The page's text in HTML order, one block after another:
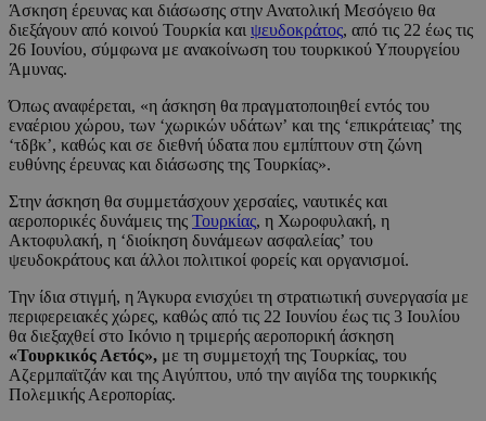
Άσκηση έρευνας και διάσωσης στην Ανατολική Μεσόγειο θα
διεξάγουν από κοινού Τουρκία και ψευδοκράτος, από τις 22 έως τις
26 Ιουνίου, σύμφωνα με ανακοίνωση του τουρκικού Υπουργείου
Άμυνας.
Όπως αναφέρεται, «η άσκηση θα πραγματοποιηθεί εντός του
εναέριου χώρου, των ‘χωρικών υδάτων’ και της ‘επικράτειας’ της
‘τδβκ’, καθώς και σε διεθνή ύδατα που εμπίπτουν στη ζώνη
ευθύνης έρευνας και διάσωσης της Τουρκίας».
Στην άσκηση θα συμμετάσχουν χερσαίες, ναυτικές και
αεροπορικές δυνάμεις της Τουρκίας, η Χωροφυλακή, η
Ακτοφυλακή, η ‘διοίκηση δυνάμεων ασφαλείας’ του
ψευδοκράτους και άλλοι πολιτικοί φορείς και οργανισμοί.
Την ίδια στιγμή, η Άγκυρα ενισχύει τη στρατιωτική συνεργασία με
περιφερειακές χώρες, καθώς από τις 22 Ιουνίου έως τις 3 Ιουλίου
θα διεξαχθεί στο Ικόνιο η τριμερής αεροπορική άσκηση
«Τουρκικός Αετός», με τη συμμετοχή της Τουρκίας, του
Αζερμπαϊτζάν και της Αιγύπτου, υπό την αιγίδα της τουρκικής
Πολεμικής Αεροπορίας.